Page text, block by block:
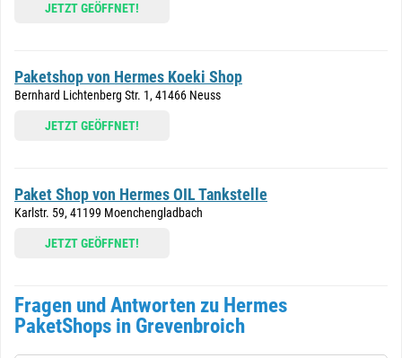
JETZT GEÖFFNET!
Paketshop von Hermes Koeki Shop
Bernhard Lichtenberg Str. 1, 41466 Neuss
JETZT GEÖFFNET!
Paket Shop von Hermes OIL Tankstelle
Karlstr. 59, 41199 Moenchengladbach
JETZT GEÖFFNET!
Fragen und Antworten zu Hermes
PaketShops in Grevenbroich